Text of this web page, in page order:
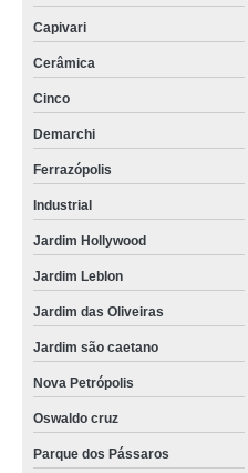
Capivari
Cerâmica
Cinco
Demarchi
Ferrazópolis
Industrial
Jardim Hollywood
Jardim Leblon
Jardim das Oliveiras
Jardim são caetano
Nova Petrópolis
Oswaldo cruz
Parque dos Pássaros